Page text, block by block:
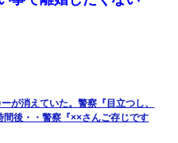
が消えていた。警察『目立つし、
後・・警察『××さんご存じです